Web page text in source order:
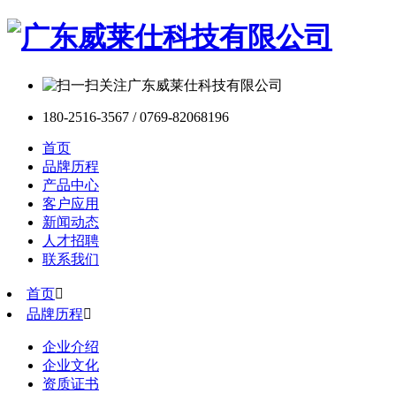
180-2516-3567 / 0769-82068196
首页
品牌历程
产品中心
客户应用
新闻动态
人才招聘
联系我们
首页
品牌历程
企业介绍
企业文化
资质证书